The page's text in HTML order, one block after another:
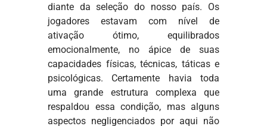
diante da seleção do nosso país. Os
jogadores estavam com nível de
ativação ótimo, equilibrados
emocionalmente, no ápice de suas
capacidades físicas, técnicas, táticas e
psicológicas. Certamente havia toda
uma grande estrutura complexa que
respaldou essa condição, mas alguns
aspectos negligenciados por aqui não